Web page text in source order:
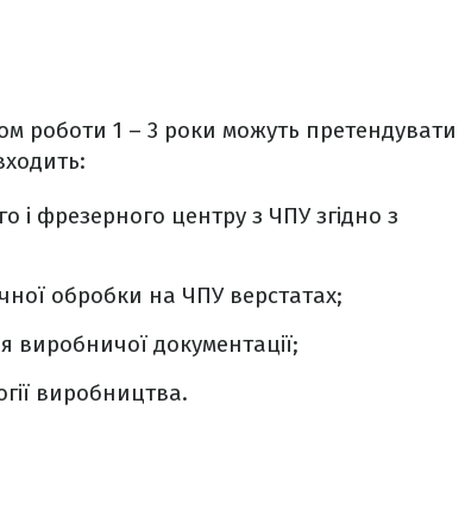
роботи 1 – 3 роки можуть претендувати
і фрезерного центру з ЧПУ згідно з
обробки на ЧПУ верстатах;
виробничої документації;
виробництва.